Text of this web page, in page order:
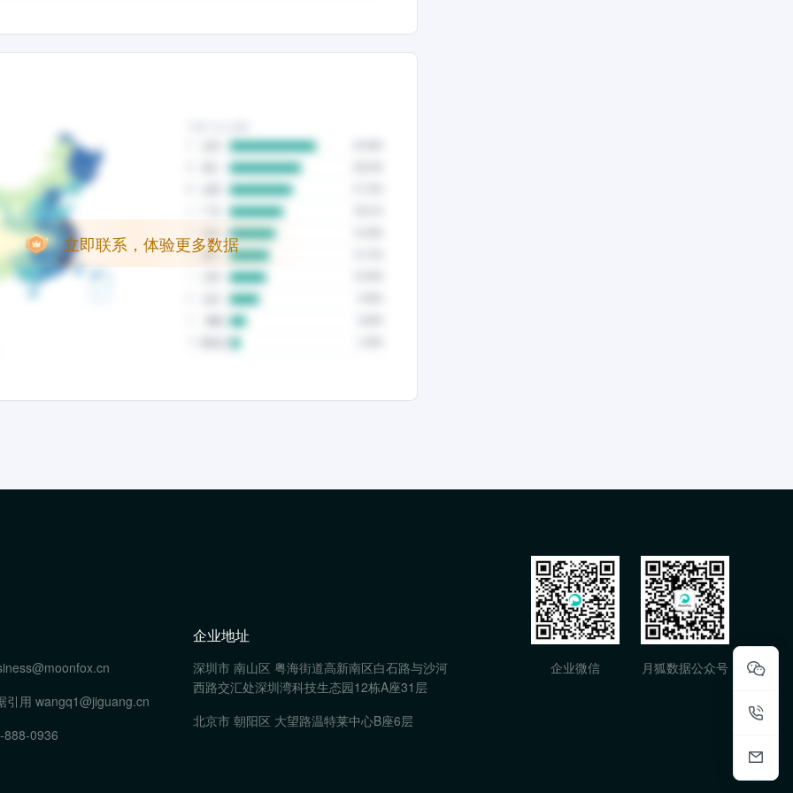
立即联系，体验更多数据
引用 wangq1@jiguang.cn
888-0936
企业地址
深圳市 南山区 粤海街道高新南区白石路与沙河
西路交汇处深圳湾科技生态园12栋A座31层
北京市 朝阳区 大望路温特莱中心B座6层
企业微信 月狐数据公众号